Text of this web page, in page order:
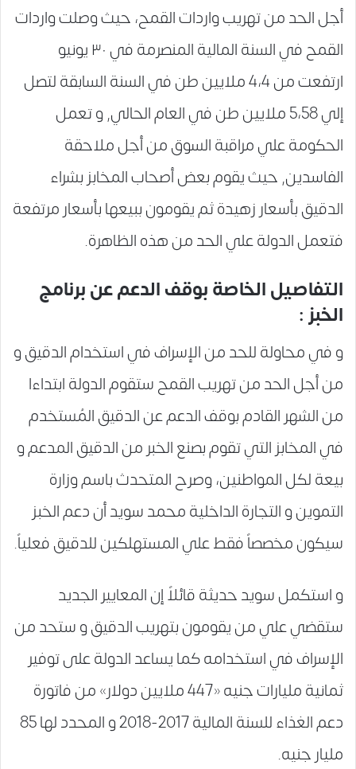
أجل الحد من تهريب واردات القمح، حيث وصلت واردات
القمح في السنة المالية المنصرمة في ٣٠ يونيو
ارتفعت من 4،4 ملايين طن في السنة السابقة لتصل
إلي 5،58 ملايين طن في العام الحالي, و تعمل
الحكومة علي مراقبة السوق من أجل ملاحقة
الفاسدين, حيث يقوم بعض أصحاب المخابز بشراء
الدقيق بأسعار زهيدة ثم يقومون ببيعها بأسعار مرتفعة
فتعمل الدولة علي الحد من هذه الظاهرة.
التفاصيل الخاصة بوقف الدعم عن برنامج
الخبز :
و في محاولة للحد من الإسراف في استخدام الدقيق و
من أجل الحد من تهريب القمح ستقوم الدولة ابتداءا
من الشهر القادم بوقف الدعم عن الدقيق المُستخدم
في المخابز التي تقوم بصنع الخبر من الدقيق المدعم و
بيعة لكل المواطنين، وصرح المتحدث باسم وزارة
التموين و التجارة الداخلية محمد سويد أن دعم الخبز
سيكون مخصصاً فقط علي المستهلكين للدقيق فعلياً.
و استكمل سويد حديثة قائلاً إن المعايير الجديد
ستقضي علي من يقومون بتهريب الدقيق و ستحد من
الإسراف في استخدامه كما يساعد الدولة على توفير
ثمانية مليارات جنيه «447 ملايين دولار» من فاتورة
دعم الغذاء للسنة المالية 2017-2018 و المحدد لها 85
مليار جنيه.